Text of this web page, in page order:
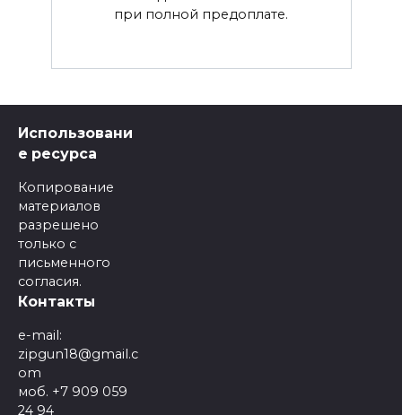
при полной предоплате.
Использовани
е ресурса
Копирование
материалов
разрешено
только с
письменного
согласия.
Контакты
e-mail:
zipgun18@gmail.c
om
моб. +7 909 059
24 94